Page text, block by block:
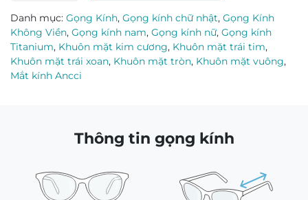
ACHT23103_C1.C
số
lượng
Danh mục: Gọng Kính, Gọng kính chữ nhật, Gọng Kính
Không Viền, Gọng kính nam, Gọng kính nữ, Gọng kính
Titanium, Khuôn mặt kim cương, Khuôn mặt trái tim,
Khuôn mặt trái xoan, Khuôn mặt tròn, Khuôn mặt vuông,
Mắt kính Ancci
Thông tin gọng kính